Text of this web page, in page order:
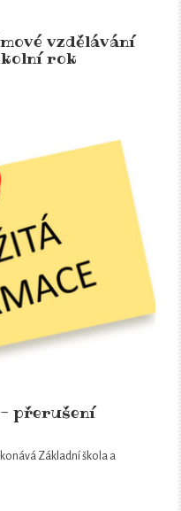
vzdělávání
rok
přerušení
Základní škola a